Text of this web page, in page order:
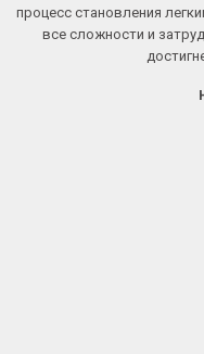
процесс становления
все сложности и